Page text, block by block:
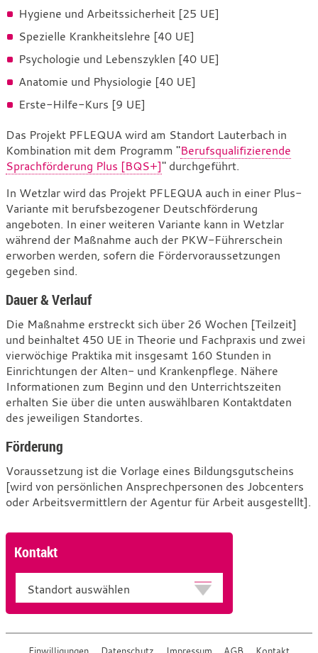
Hygiene und Arbeitssicherheit [25 UE]
Spezielle Krankheitslehre [40 UE]
Psychologie und Lebenszyklen [40 UE]
Anatomie und Physiologie [40 UE]
Erste-Hilfe-Kurs [9 UE]
Das Projekt PFLEQUA wird am Standort Lauterbach in
Kombination mit dem Programm "Berufsqualifizierende
Sprachförderung Plus [BQS+]" durchgeführt.
In Wetzlar wird das Projekt PFLEQUA auch in einer Plus-
Variante mit berufsbezogener Deutschförderung
angeboten. In einer weiteren Variante kann in Wetzlar
während der Maßnahme auch der PKW-Führerschein
erworben werden, sofern die Fördervoraussetzungen
gegeben sind.
Dauer & Verlauf
Die Maßnahme erstreckt sich über 26 Wochen [Teilzeit]
und beinhaltet 450 UE in Theorie und Fachpraxis und zwei
vierwöchige Praktika mit insgesamt 160 Stunden in
Einrichtungen der Alten- und Krankenpflege. Nähere
Informationen zum Beginn und den Unterrichtszeiten
erhalten Sie über die unten auswählbaren Kontaktdaten
des jeweiligen Standortes.
Förderung
Voraussetzung ist die Vorlage eines Bildungsgutscheins
[wird von persönlichen Ansprechpersonen des Jobcenters
oder Arbeitsvermittlern der Agentur für Arbeit ausgestellt].
Kontakt